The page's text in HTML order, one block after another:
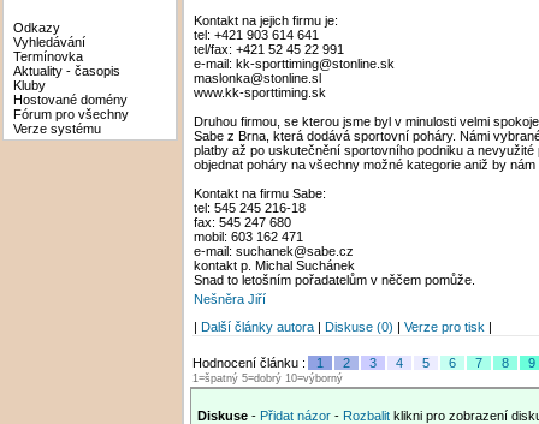
Odkazy
Vyhledávání
Termínovka
Aktuality - časopis
Kluby
Hostované domény
Fórum pro všechny
Verze systému
Kontakt na jejich firmu je:
tel: +421 903 614 641
tel/fax: +421 52 45 22 991
e-mail: kk-sporttiming@stonline.sk
maslonka@stonline.sl
www.kk-sporttiming.sk
Druhou firmou, se kterou jsme byl v minulosti velmi
Sabe z Brna, která dodává sportovní poháry. Námi
platby až po uskutečnění sportovního podniku a
objednat poháry na všechny možné kategorie aniž by
Kontakt na firmu Sabe:
tel: 545 245 216-18
fax: 545 247 680
mobil: 603 162 471
e-mail: suchanek@sabe.cz
kontakt p. Michal Suchánek
Snad to letošním pořadatelům v něčem pomůže.
Nešněra Jiří
| Další články autora | Diskuse (0) | Verze pro tisk |
Hodnocení článku : 1 2 3 4 5 6 7 8 9
1=špatný 5=dobrý 10=výborný
Diskuse - Přidat názor - Rozbalit klikni pro zobrazení